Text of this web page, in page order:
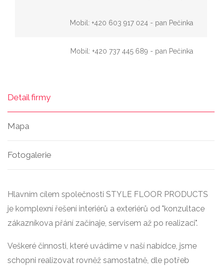
Mobil: +420 603 917 024 - pan Pečinka
Mobil: +420 737 445 689 - pan Pečinka
Detail firmy
Mapa
Fotogalerie
Hlavním cílem společnosti STYLE FLOOR PRODUCTS
je komplexní řešení interiérů a exteriérů od "konzultace
zákazníkova přání začínaje, servisem až po realizaci".
Veškeré činnosti, které uvádíme v naší nabídce, jsme
schopni realizovat rovněž samostatně, dle potřeb